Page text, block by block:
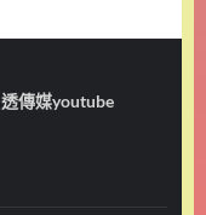
透傳媒youtube